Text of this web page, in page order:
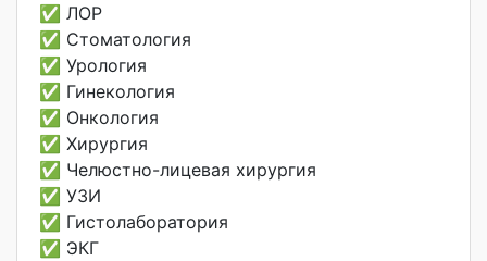
✅ ЛОР
✅ Стоматология
✅ Урология
✅ Гинекология
✅ Онкология
✅ Хирургия
✅ Челюстно-лицевая хирургия
✅ УЗИ
✅ Гистолаборатория
✅ ЭКГ